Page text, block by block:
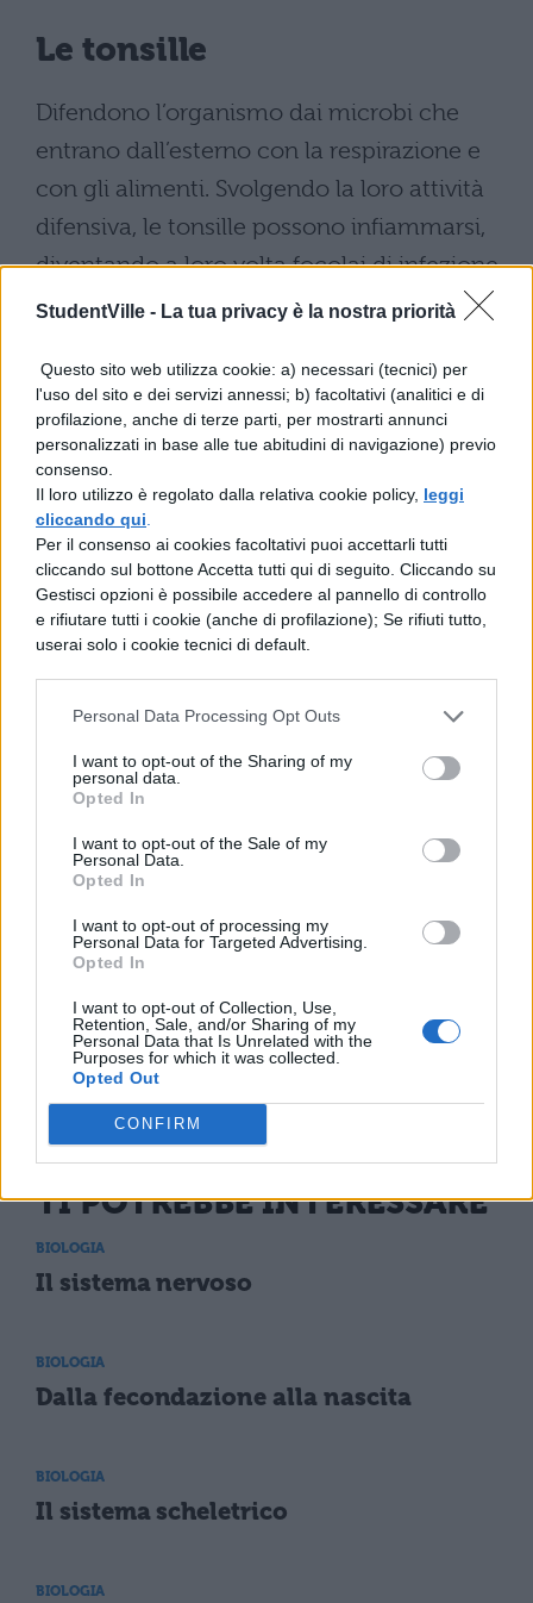
StudentVille - La tua privacy è la nostra priorità
Questo sito web utilizza cookie: a) necessari (tecnici) per
l'uso del sito e dei servizi annessi; b) facoltativi (analitici e di
profilazione, anche di terze parti, per mostrarti annunci
personalizzati in base alle tue abitudini di navigazione) previo
consenso.
Il loro utilizzo è regolato dalla relativa cookie policy, leggi
cliccando qui
Per il consenso ai cookies facoltativi puoi accettarli tutti
cliccando sul bottone Accetta tutti qui di seguito. Cliccando su
Gestisci opzioni è possibile accedere al pannello di controllo
e rifiutare tutti i cookie (anche di profilazione); Se rifiuti tutto,
userai solo i cookie tecnici di default.
Personal Data Processing Opt Outs
I want to opt-out of the Sharing of my
personal data.
Opted In
I want to opt-out of the Sale of my
Personal Data.
Opted In
I want to opt-out of processing my
Personal Data for Targeted Advertising.
Opted In
I want to opt-out of Collection, Use,
Retention, Sale, and/or Sharing of my
Personal Data that Is Unrelated with the
Purposes for which it was collected.
Opted Out
CONFIRM
Le tonsille
Difendono l’organismo dai microbi che
entrano dall’esterno con la respirazione e
con gli alimenti. Svolgendo la loro attività
difensiva, le tonsille possono infiammarsi,
diventando a loro volta focolai di infezione.
La milza
Si trova nel lato sinistro dell’addome,
addossata allo stomaco. Essa svolge molti
compiti: fabbrica globuli bianchi, distrugge
i globuli rossi invecchiati e inservibili, ne
genera di nuovi. Inoltre, funziona da
serbatoio per il sangue.
La linfa scorrendo verso le vene, incontra
due “stazioni”, dette linfonodi, in cui
avvengono due cose molto importanti:
Vengono prodotti i globuli bianchi
Le particelle estranee, per esempio
cellule cancerogene, i batteri, ecc.
TI POTREBBE INTERESSARE
BIOLOGIA
Il sistema nervoso
BIOLOGIA
Dalla fecondazione alla nascita
BIOLOGIA
Il sistema scheletrico
BIOLOGIA